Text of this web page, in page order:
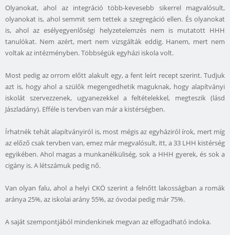
Olyanokat, ahol az integráció több-kevesebb sikerrel magvalósult,
olyanokat is, ahol semmit sem tettek a szegregáció ellen. És olyanokat
is, ahol az esélyegyenlőségi helyzetelemzés nem is mutatott HHH
tanulókat. Nem azért, mert nem vizsgálták eddig. Hanem, mert nem
voltak az intézményben. Többségük egyházi iskola volt.
Most pedig az orrom előtt alakult egy, a fent leírt recept szerint. Tudjuk
azt is, hogy ahol a szülők megengedhetik maguknak, hogy alapítványi
iskolát szervezzenek, ugyanezekkel a feltételekkel, megteszik (lásd
Jászladány). Efféle is tervben van már a kistérségben.
Írhatnék tehát alapítványiról is, most mégis az egyháziról írok, mert míg
az előző csak tervben van, emez már megvalósult, itt, a 33 LHH kistérség
egyikében. Ahol magas a munkanélküliség, sok a HHH gyerek, és sok a
cigány is. A létszámuk pedig nő.
Van olyan falu, ahol a helyi CKÖ szerint a felnőtt lakosságban a romák
aránya 25%, az iskolai arány 55%, az óvodai pedig már 75%.
A saját szempontjából mindenkinek megvan az elfogadható indoka.